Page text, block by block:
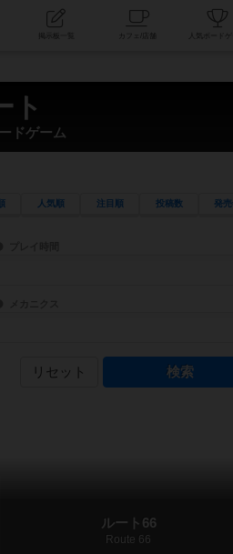
コミュニティ
ト
ドゲーム
人気順 注目順 投稿数 発
目安となる所要時間を指定することができます
きます。直感的にゲームシステムを理解でき
ゲーム性を構成するコアシステムです。主にボ
リセット
ルート66
Route 66